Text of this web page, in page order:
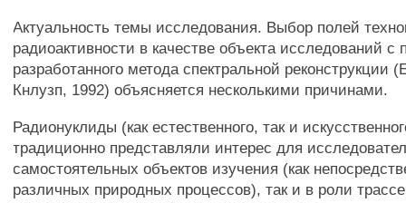
Актуальность темы исследования. Выбор полей
радиоактивности в качестве объекта исследований
разработанного метода спектральной реконструкции
Кнлузп, 1992) объясняется несколькими причинами.
Радионуклиды (как естественного, так и
традиционно представляли интерес для
самостоятельных объектов изучения (как
различных природных процессов), так и в роли